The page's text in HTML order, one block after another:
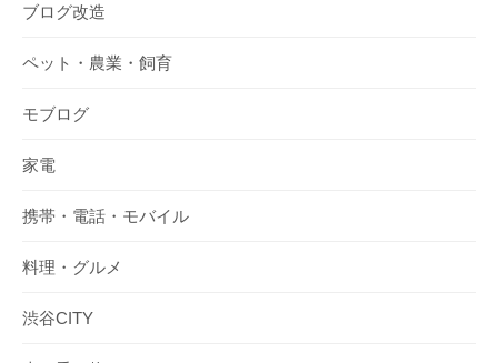
ブログ改造
ペット・農業・飼育
モブログ
家電
携帯・電話・モバイル
料理・グルメ
渋谷CITY